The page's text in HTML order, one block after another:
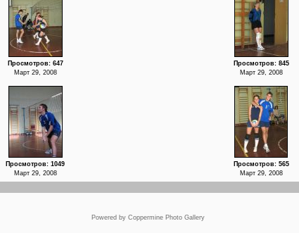
Просмотров: 647
Март 29, 2008
Просмотров: 845
Март 29, 2008
Просмотров: 1049
Март 29, 2008
Просмотров: 565
Март 29, 2008
Powered by Coppermine Photo Gallery